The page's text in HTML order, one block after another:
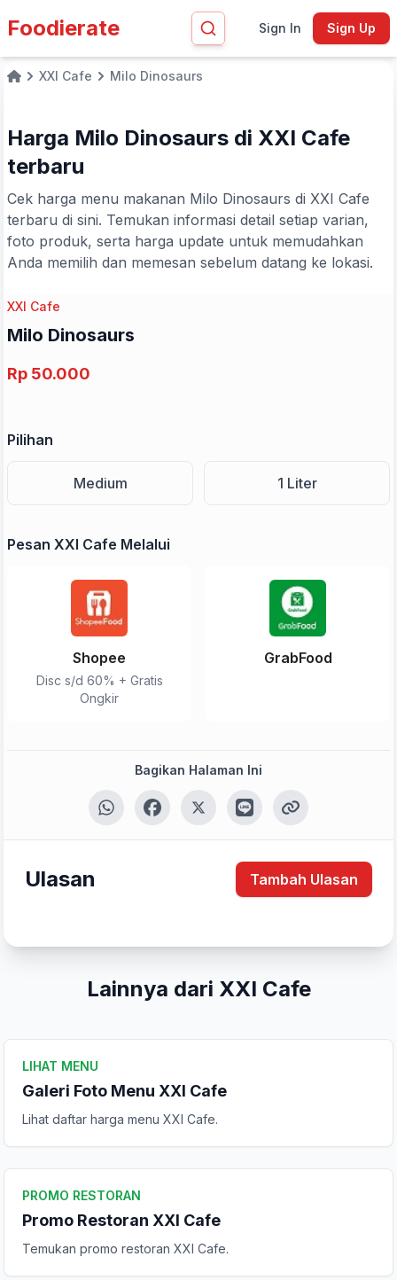
Foodierate Sign In Sign Up
HomeXXI Cafe Milo Dinosaurs
Harga Milo Dinosaurs di XXI Cafe
terbaru
Cek harga menu makanan Milo Dinosaurs di XXI Cafe
terbaru di sini. Temukan informasi detail setiap varian,
foto produk, serta harga update untuk memudahkan
Anda memilih dan memesan sebelum datang ke lokasi.
XXI Cafe
Milo Dinosaurs
Rp 50.000
Pilihan
Medium 1 Liter
Pesan XXI Cafe Melalui
Shopee
Disc s/d 60% + Gratis
Ongkir
GrabFood
Bagikan Halaman Ini
Ulasan Tambah Ulasan
Lainnya dari XXI Cafe
LIHAT MENU
Galeri Foto Menu XXI Cafe
Lihat daftar harga menu XXI Cafe.
PROMO RESTORAN
Promo Restoran XXI Cafe
Temukan promo restoran XXI Cafe.
Tulis Ulasan
Peringkat Anda
Kirim Ulasan